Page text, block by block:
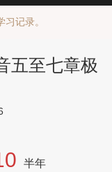
记录。
五至七章极
半年